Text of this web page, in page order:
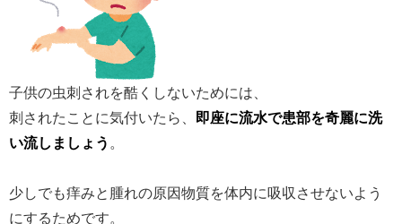
子供の虫刺されを酷くしないためには、
刺されたことに気付いたら、
即座に流水で患部を奇麗に洗
い流しましょう
少しでも痒みと腫れの原因物質を体内に吸収させないよう
にするためです。